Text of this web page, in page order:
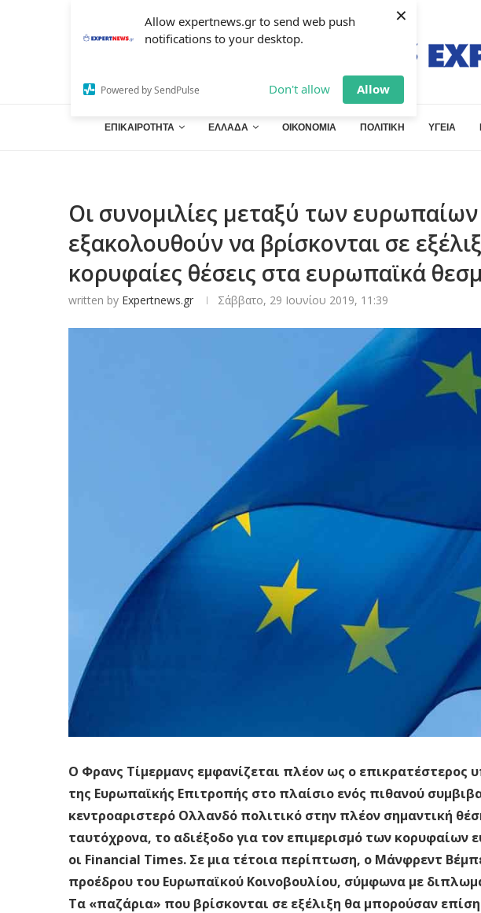
Allow expertnews.gr to send web push
notifications to your desktop.
Powered by SendPulse Don't allow Allow
×
ΕΠΙΚΑΙΡΟΤΗΤΑ ΕΛΛΑΔΑ ΟΙΚΟΝΟΜΙΑ ΠΟΛΙΤΙΚΗ ΥΓΕΙΑ
Οι συνομιλίες μεταξύ των
εξακολουθούν να βρίσκονται σε
κορυφαίες θέσεις στα ευρωπαϊκά
written by Expertnews.gr Σάββατο, 29 Ιουνίου 2019, 11:39
Ο Φρανς Τίμερμανς εμφανίζεται πλέον ως ο επικρατέστερος
της Ευρωπαϊκής Επιτροπής στο πλαίσιο ενός πιθανού
κεντροαριστερό Ολλανδό πολιτικό στην πλέον σημαντική
ταυτόχρονα, το αδιέξοδο για τον επιμερισμό των
οι Financial Times. Σε μια τέτοια περίπτωση, ο Μάνφρεντ
προέδρου του Ευρωπαϊκού Κοινοβουλίου, σύμφωνα με
Τα «παζάρια» που βρίσκονται σε εξέλιξη θα μπορούσαν